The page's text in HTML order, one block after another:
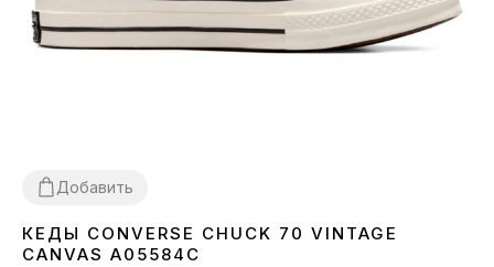
Добавить
363738394142 4344
КЕДЫ CONVERSE CHUCK 70 VINTAGE
CANVAS A05584C